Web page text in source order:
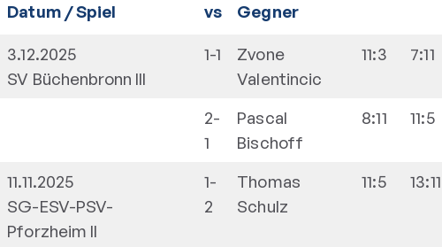
Datum / Spiel vs Gegner
3.12.2025
SV Büchenbronn III
1-1
Zvone
Valentincic
11:3 7:11
2-
1
Pascal
Bischoff
8:11 11:5
11.11.2025
SG-ESV-PSV-
Pforzheim II
1-
2
Thomas
Schulz
11:5 13:11